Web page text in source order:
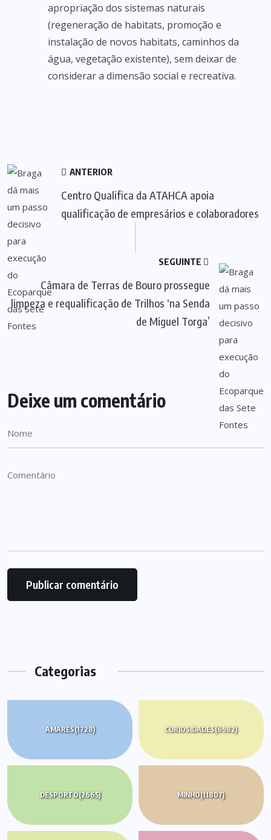
apropriação dos sistemas naturais
(regeneração de habitats, promoção e
instalação de novos habitats, caminhos da
água, vegetação existente), sem deixar de
considerar a dimensão social e recreativa.
ANTERIOR
Centro Qualifica da ATAHCA apoia
qualificação de empresários e colaboradores
SEGUINTE
Câmara de Terras de Bouro prossegue
limpeza e requalificação de Trilhos ‘na Senda
de Miguel Torga’
Deixe um comentário
Categorias
AMARES(1728) CURIOSIDADES(6982)
DESPORTO(2665) MINHO(11807)